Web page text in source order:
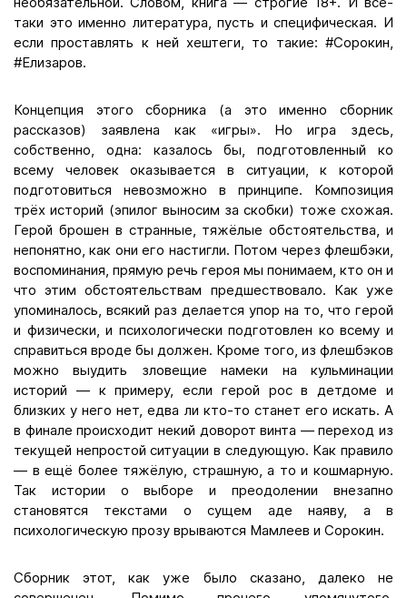
таки это именно литература, пусть и специфическая. И
если проставлять к ней хештеги, то такие: #Сорокин,
#Елизаров.
Концепция этого сборника (а это именно сборник
рассказов) заявлена как «игры». Но игра здесь,
собственно, одна: казалось бы, подготовленный ко
всему человек оказывается в ситуации, к которой
подготовиться невозможно в принципе. Композиция
трёх историй (эпилог выносим за скобки) тоже схожая.
Герой брошен в странные, тяжёлые обстоятельства, и
непонятно, как они его настигли. Потом через флешбэки,
воспоминания, прямую речь героя мы понимаем, кто он и
что этим обстоятельствам предшествовало. Как уже
упоминалось, всякий раз делается упор на то, что герой
и физически, и психологически подготовлен ко всему и
справиться вроде бы должен. Кроме того, из флешбэков
можно выудить зловещие намеки на кульминации
историй — к примеру, если герой рос в детдоме и
близких у него нет, едва ли кто-то станет его искать. А
в финале происходит некий доворот винта — переход из
текущей непростой ситуации в следующую. Как правило
— в ещё более тяжёлую, страшную, а то и кошмарную.
Так истории о выборе и преодолении внезапно
становятся текстами о сущем аде наяву, а в
психологическую прозу врываются Мамлеев и Сорокин.
Сборник этот, как уже было сказано, далеко не